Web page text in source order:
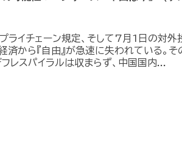
ライチェーン規定、そして7月1日の対外
済から『自由』が急速に失われている。
レスパイラルは収まらず、中国国内...